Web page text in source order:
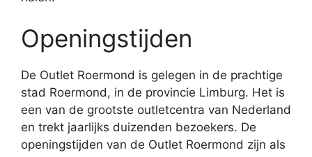
Openingstijden
De Outlet Roermond is gelegen in de prachtige
stad Roermond, in de provincie Limburg. Het is
een van de grootste outletcentra van Nederland
en trekt jaarlijks duizenden bezoekers. De
openingstijden van de Outlet Roermond zijn als